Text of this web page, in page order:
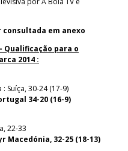
consultada em anexo
Qualificação para o
2014 :
Suíça, 30-24 (17-9)
34-20 (16-9)
22-33
Macedónia, 32-25 (18-13)